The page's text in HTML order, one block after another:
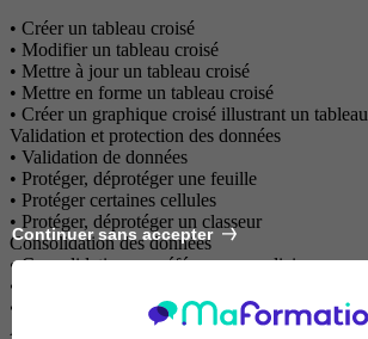
• Créer un tableau croisé
• Modifier un tableau croisé
• Mettre à jour un tableau croisé
• Mettre en forme un tableau croisé
• Créer un graphique croisé illustrant un tableau
Validation et protection des données
• Validation de données
• Protéger, déprotéger une feuille
• Protéger certaines cellules
• Protéger, déprotéger un classeur
Consolidation des données
• Consolidation par référence avec liaison
• Consolidation par référence sans liaison
• Consolidation par libellés
Analyses et simulations
Continuer sans accepter